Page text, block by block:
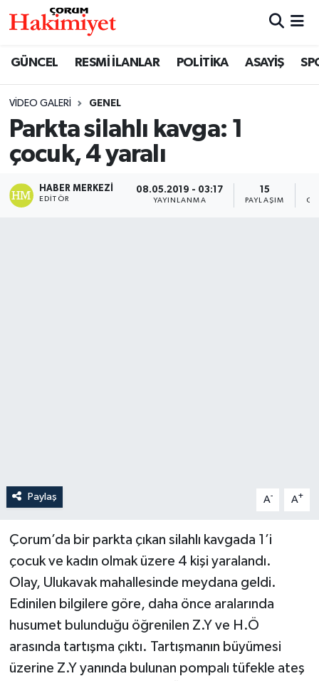
GÜNCEL RESMİ İLANLAR POLİTİKA ASAYİŞ
VIDEO GALERI GENEL
Parkta silahlı kavga: 1
çocuk, 4 yaralı
HABER MERKEZI
EDITÖR
08.05.2019 - 03:17
YAYINLANMA
15
PAYLAŞIM
Paylaş A- A+
Çorum’da bir parkta çıkan silahlı kavgada 1’i
çocuk ve kadın olmak üzere 4 kişi yaralandı.
Olay, Ulukavak mahallesinde meydana geldi.
Edinilen bilgilere göre, daha önce aralarında
husumet bulunduğu öğrenilen Z.Y ve H.Ö
arasında tartışma çıktı. Tartışmanın büyümesi
üzerine Z.Y yanında bulunan pompalı tüfekle ateş
SAĞLIK
ASAYİŞ
EKONOMİ
Nöbetçi Eczaneler
Çorum Namaz Vakitleri
Trafik Durumu
Süper Lig Puan Durumu ve Fikstür